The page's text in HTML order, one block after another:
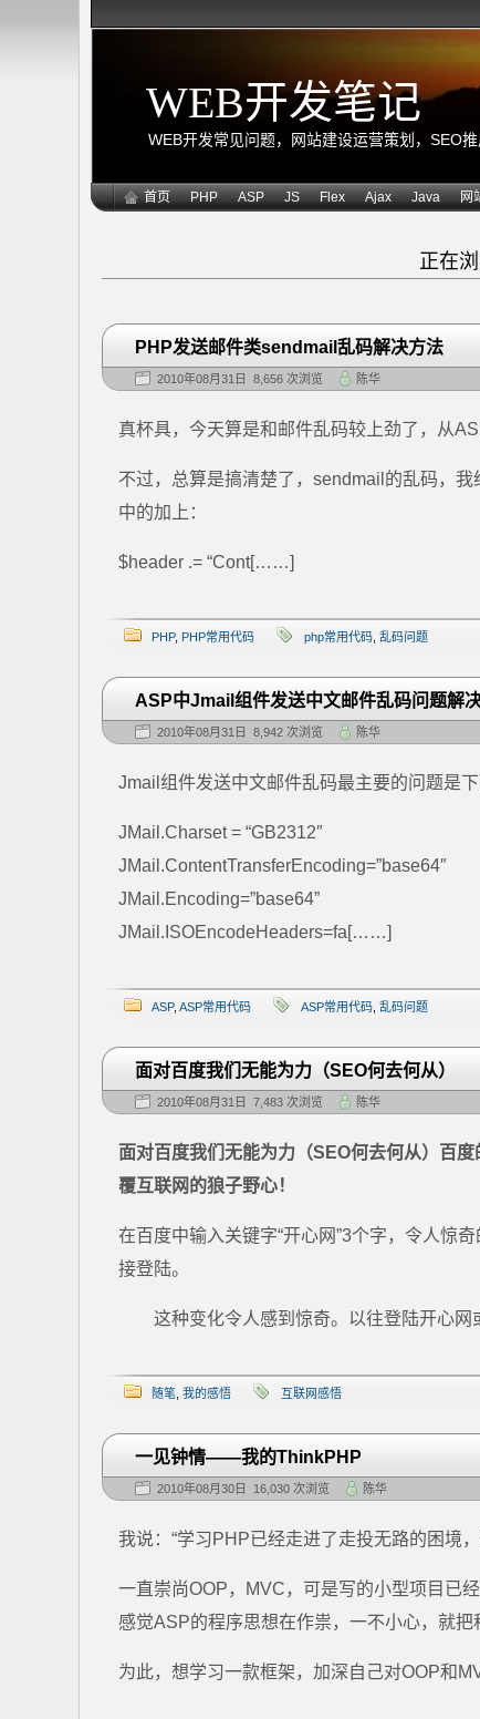
WEB开发笔记
WEB开发常见问题，网站建设运营策划，SEO
首页 PHP ASP JS Flex Ajax Java 网
正在
PHP发送邮件类sendmail乱码解决方法
2010年08月31日 8,656 次浏览 陈华
真杯具，今天算是和邮件乱码较上劲了，从
不过，总算是搞清楚了，sendmail的乱码，
中的加上：
$header .= “Cont[……]
PHP, PHP常用代码 php常用代码 乱码问题
ASP中Jmail组件发送中文邮件乱码问题解
2010年08月31日 8,942 次浏览 陈华
Jmail组件发送中文邮件乱码最主要的问题是下
JMail.Charset = “GB2312″
JMail.ContentTransferEncoding=”base64″
JMail.Encoding=”base64”
JMail.ISOEncodeHeaders=fa[……]
ASP, ASP常用代码 ASP常用代码 乱码问题
面对百度我们无能为力（SEO何去何从）
2010年08月31日 7,483 次浏览 陈华
面对百度我们无能为力（SEO何去何从）百
覆互联网的狼子野心！
在百度中输入关键字“开心网”3个字，令人惊
接登陆。
这种变化令人感到惊奇。以往登陆开心
随笔 我的感悟 互联网感悟
一见钟情——我的ThinkPHP
2010年08月30日 16,030 次浏览 陈华
我说：“学习PHP已经走进了走投无路的困境
一直崇尚OOP，MVC，可是写的小型项目已
感觉ASP的程序思想在作祟，一不小心，就把
为此，想学习一款框架，加深自己对OOP和